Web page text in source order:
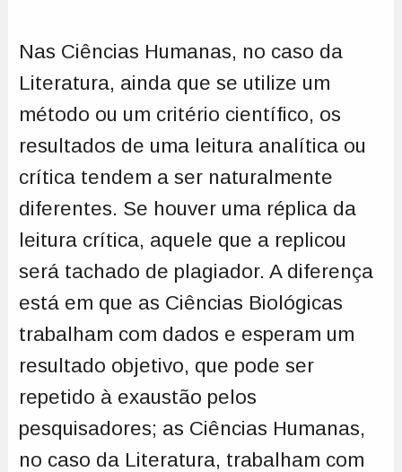
Nas Ciências Humanas, no caso da
Literatura, ainda que se utilize um
método ou um critério científico, os
resultados de uma leitura analítica ou
crítica tendem a ser naturalmente
diferentes. Se houver uma réplica da
leitura crítica, aquele que a replicou
será tachado de plagiador. A diferença
está em que as Ciências Biológicas
trabalham com dados e esperam um
resultado objetivo, que pode ser
repetido à exaustão pelos
pesquisadores; as Ciências Humanas,
no caso da Literatura, trabalham com